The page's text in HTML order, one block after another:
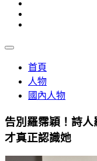
首頁
人物
國內人物
告別羅霈穎！詩
才真正認識她